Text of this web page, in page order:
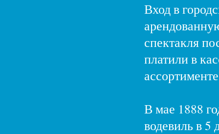
Вход в
спектакля
платили в
В мае 1888
водевиль в